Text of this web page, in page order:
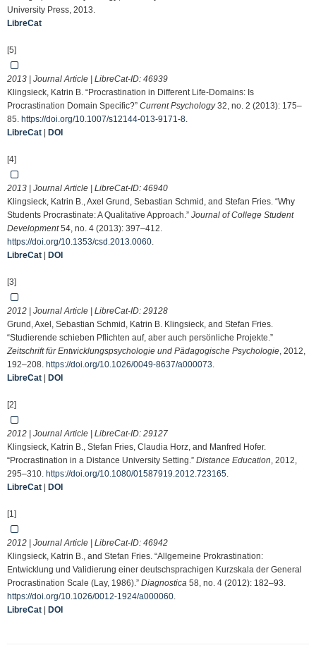
University Press, 2013.
LibreCat
[5]
2013 | Journal Article | LibreCat-ID: 46939
Klingsieck, Katrin B. “Procrastination in Different Life-Domains: Is
Procrastination Domain Specific?” Current Psychology32, no. 2 (2013): 175–
85. https://doi.org/10.1007/s12144-013-9171-8.
LibreCat
DOI
[4]
2013 | Journal Article | LibreCat-ID: 46940
Klingsieck, Katrin B., Axel Grund, Sebastian Schmid, and Stefan Fries. “Why
Students Procrastinate: A Qualitative Approach.” Journal of College Student
Development54, no. 4 (2013): 397–412.
https://doi.org/10.1353/csd.2013.0060.
LibreCat
DOI
[3]
2012 | Journal Article | LibreCat-ID: 29128
Grund, Axel, Sebastian Schmid, Katrin B. Klingsieck, and Stefan Fries.
“Studierende schieben Pflichten auf, aber auch persönliche Projekte.”
Zeitschrift für Entwicklungspsychologie und Pädagogische Psychologie, 2012,
192–208. https://doi.org/10.1026/0049-8637/a000073.
LibreCat
DOI
[2]
2012 | Journal Article | LibreCat-ID: 29127
Klingsieck, Katrin B., Stefan Fries, Claudia Horz, and Manfred Hofer.
“Procrastination in a Distance University Setting.” Distance Education, 2012,
295–310. https://doi.org/10.1080/01587919.2012.723165.
LibreCat
DOI
[1]
2012 | Journal Article | LibreCat-ID: 46942
Klingsieck, Katrin B., and Stefan Fries. “Allgemeine Prokrastination:
Entwicklung und Validierung einer deutschsprachigen Kurzskala der General
Procrastination Scale (Lay, 1986).” Diagnostica 58, no. 4 (2012): 182–93.
https://doi.org/10.1026/0012-1924/a000060.
LibreCat
DOI